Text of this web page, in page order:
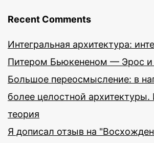
Recent Comments
Интегральная архитектура:
Питером Бьюкененом — Эрос
Большое переосмысление: в
более целостной архитектуры.
теория
Я дописал отзыв на